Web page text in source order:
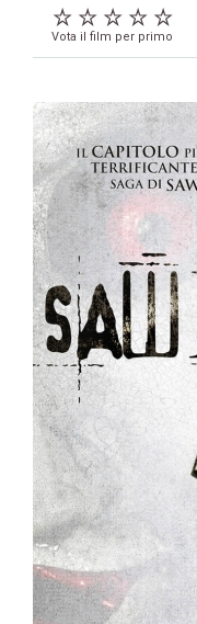
Vota il film per primo